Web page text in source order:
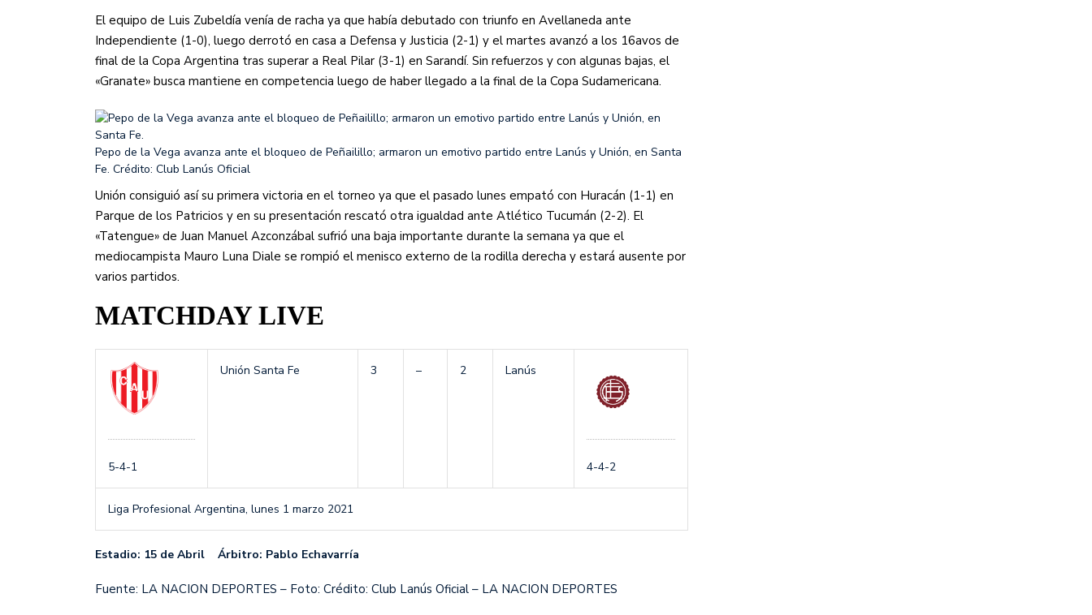
El equipo de Luis Zubeldía venía de racha ya que había debutado con triunfo en Avellaneda ante
Independiente (1-0), luego derrotó en casa a Defensa y Justicia (2-1) y el martes avanzó a los 16avos de
final de la Copa Argentina tras superar a Real Pilar (3-1) en Sarandí. Sin refuerzos y con algunas bajas, el
«Granate» busca mantiene en competencia luego de haber llegado a la final de la Copa Sudamericana.
Pepo de la Vega avanza ante el bloqueo de Peñailillo; armaron un emotivo partido entre Lanús y Unión, en Santa
Fe. Crédito: Club Lanús Oficial
Unión consiguió así su primera victoria en el torneo ya que el pasado lunes empató con Huracán (1-1) en
Parque de los Patricios y en su presentación rescató otra igualdad ante Atlético Tucumán (2-2). El
«Tatengue» de Juan Manuel Azconzábal sufrió una baja importante durante la semana ya que el
mediocampista Mauro Luna Diale se rompió el menisco externo de la rodilla derecha y estará ausente por
varios partidos.
MATCHDAY LIVE
5-4-1
Unión Santa Fe 3 – 2 Lanús
4-4-2
Liga Profesional Argentina, lunes 1 marzo 2021
Estadio: 15 de Abril Árbitro: Pablo Echavarría
Fuente: LA NACION DEPORTES – Foto: Crédito: Club Lanús Oficial – LA NACION DEPORTES